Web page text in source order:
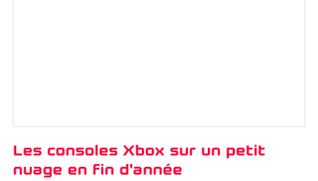
Les consoles Xbox sur un petit
nuage en fin d'année